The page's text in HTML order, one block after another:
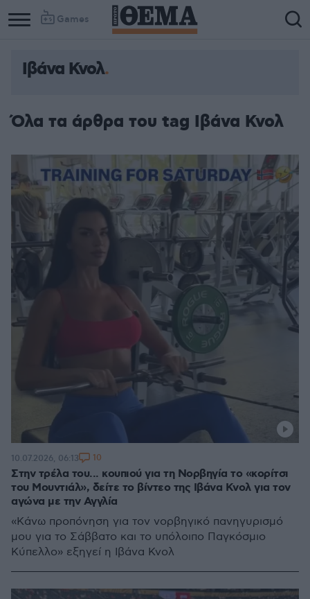
Games
Ιβάνα Κνολ
Όλα τα άρθρα του tag Ιβάνα Κνολ
Στην τρέλα του... κουπιού για τη Νορβηγία το «κορίτσι
του Μουντιάλ», δείτε το βίντεο της Ιβάνα Κνολ για τον
αγώνα με την Αγγλία
«Κάνω προπόνηση για τον νορβηγικό πανηγυρισμό
μου για το Σάββατο και το υπόλοιπο Παγκόσμιο
Κύπελλο» εξηγεί η Ιβάνα Κνολ
10.07.2026, 06:13 10